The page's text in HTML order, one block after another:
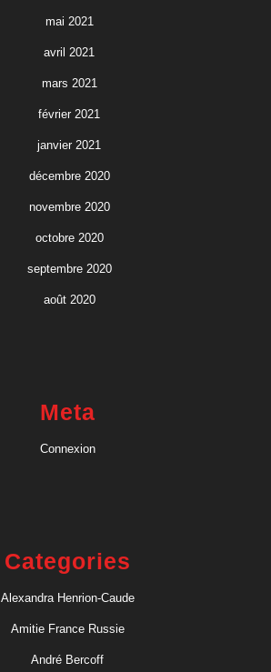
mai 2021
avril 2021
mars 2021
février 2021
janvier 2021
décembre 2020
novembre 2020
octobre 2020
septembre 2020
août 2020
Meta
Connexion
Categories
Alexandra Henrion-Caude
Amitie France Russie
André Bercoff